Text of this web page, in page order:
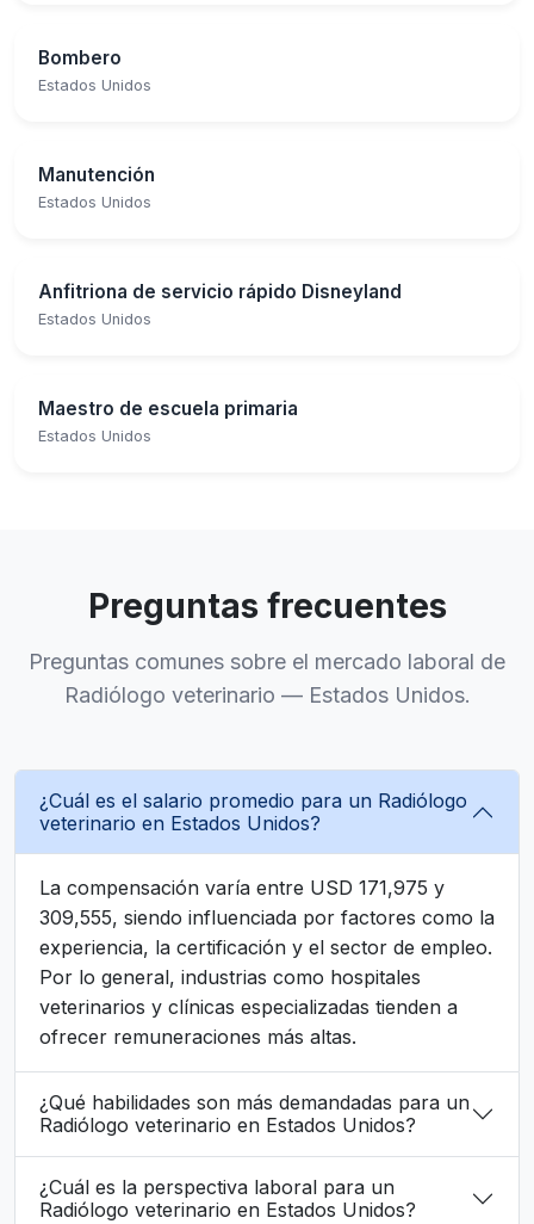
Bombero
Estados Unidos
Manutención
Estados Unidos
Anfitriona de servicio rápido Disneyland
Estados Unidos
Maestro de escuela primaria
Estados Unidos
Preguntas frecuentes
Preguntas comunes sobre el mercado laboral de
Radiólogo veterinario — Estados Unidos.
¿Cuál es el salario promedio para un Radiólogo
veterinario en Estados Unidos?
La compensación varía entre USD 171,975 y
309,555, siendo influenciada por factores como la
experiencia, la certificación y el sector de empleo.
Por lo general, industrias como hospitales
veterinarios y clínicas especializadas tienden a
ofrecer remuneraciones más altas.
¿Qué habilidades son más demandadas para un
Radiólogo veterinario en Estados Unidos?
¿Cuál es la perspectiva laboral para un
Radiólogo veterinario en Estados Unidos?